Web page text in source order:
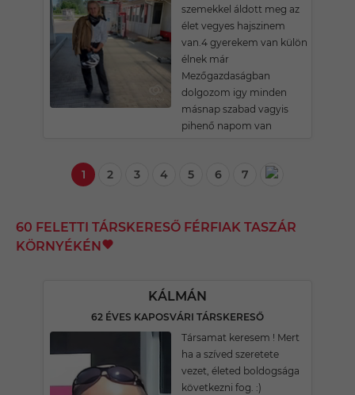
szemekkel áldott meg az
élet vegyes hajszinem
van.4 gyerekem van külön
élnek már
Mezőgazdaságban
dolgozom igy minden
másnap szabad vagyis
pihenő napom van
1 2 3 4 5 6 7
60 FELETTI TÁRSKERESŐ FÉRFIAK TASZÁR
KÖRNYÉKÉN
KÁLMÁN
62 ÉVES KAPOSVÁRI TÁRSKERESŐ
Társamat keresem ! Mert
ha a szíved szeretete
vezet, életed boldogsága
következni fog. :)